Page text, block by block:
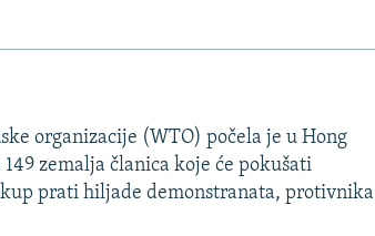
organizacije (WTO) počela je u Hong
zemalja članica koje će pokušati
prati hiljade demonstranata, protivnika